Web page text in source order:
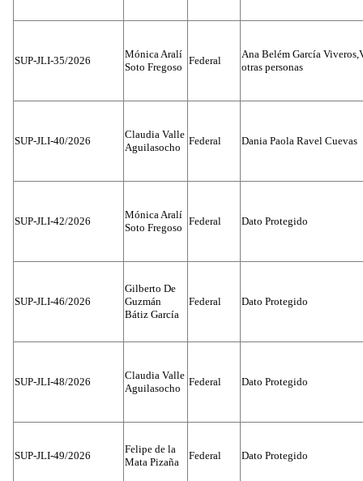
SUP-JLI-35/2026
Mónica Aralí
Soto Fregoso
Federal
Ana Belém García
otras personas
SUP-JLI-40/2026
Claudia Valle
Aguilasocho
Federal Dania Paola Ravel Cuevas
SUP-JLI-42/2026
Mónica Aralí
Soto Fregoso
Federal Dato Protegido
SUP-JLI-46/2026
Gilberto De
Guzmán
Bátiz García
Federal Dato Protegido
SUP-JLI-48/2026
Claudia Valle
Aguilasocho
Federal Dato Protegido
SUP-JLI-49/2026
Felipe de la
Mata Pizaña
Federal Dato Protegido